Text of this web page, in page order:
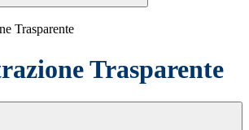
Trasparente
Trasparente